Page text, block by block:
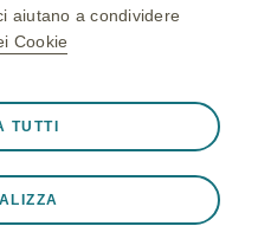
- Production and
aiutano a condividere
Cookie
❮
della sessione durante
sui cookie e
TUTTI